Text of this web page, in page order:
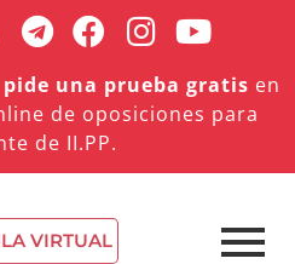
pide una prueba gratis en
de oposiciones para
de II.PP.
VIRTUAL